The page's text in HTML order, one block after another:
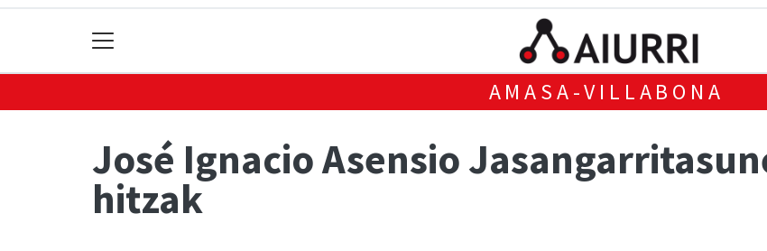
AMASA-VILLABONA
José Ignacio Asensio
hitzak